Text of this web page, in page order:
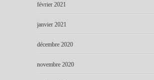
février 2021
janvier 2021
décembre 2020
novembre 2020